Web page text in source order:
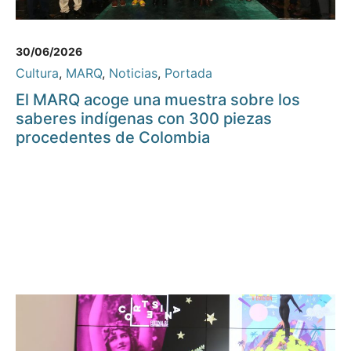
30/06/2026
Cultura, MARQ, Noticias, Portada
El MARQ acoge una muestra sobre los
saberes indígenas con 300 piezas
procedentes de Colombia